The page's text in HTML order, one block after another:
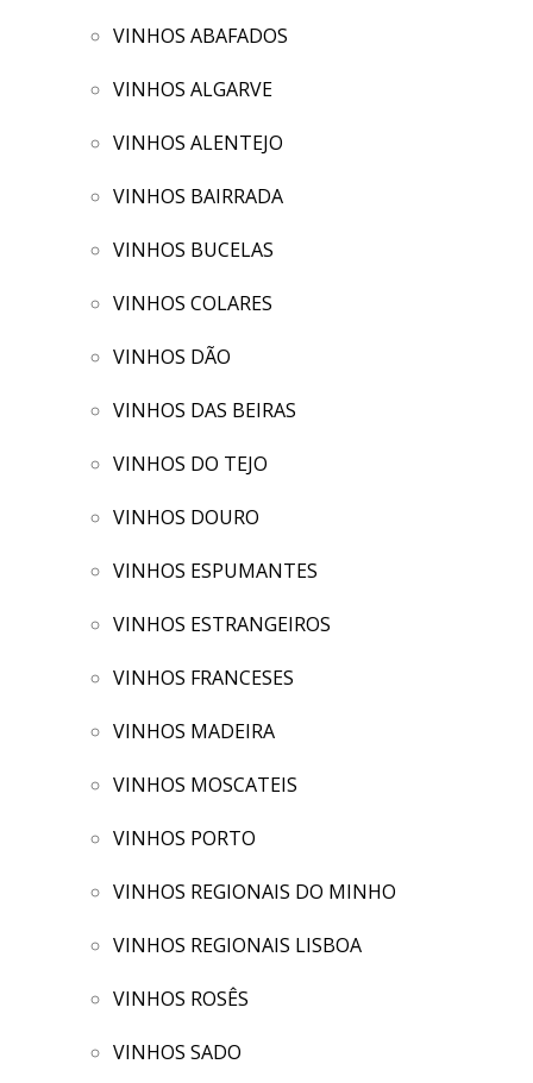
VINHOS ABAFADOS
VINHOS ALGARVE
VINHOS ALENTEJO
VINHOS BAIRRADA
VINHOS BUCELAS
VINHOS COLARES
VINHOS DÃO
VINHOS DAS BEIRAS
VINHOS DO TEJO
VINHOS DOURO
VINHOS ESPUMANTES
VINHOS ESTRANGEIROS
VINHOS FRANCESES
VINHOS MADEIRA
VINHOS MOSCATEIS
VINHOS PORTO
VINHOS REGIONAIS DO MINHO
VINHOS REGIONAIS LISBOA
VINHOS ROSÊS
VINHOS SADO